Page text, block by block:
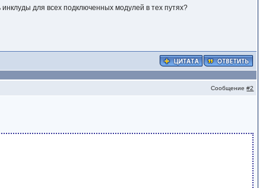
для всех подключенных модулей в тех путях?
Сообщение#2